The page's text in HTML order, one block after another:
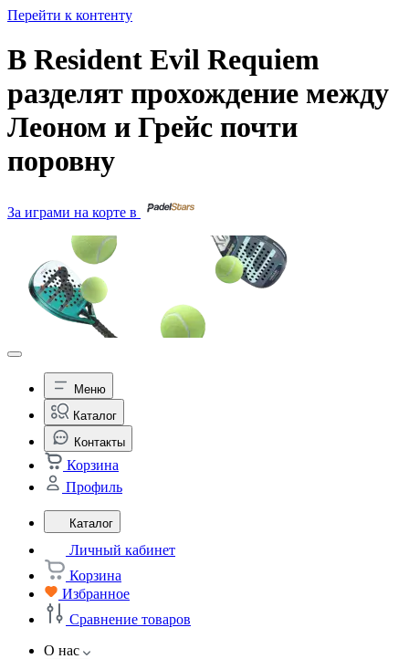
Перейти к контенту
В Resident Evil Requiem
разделят прохождение между
Леоном и Грейс почти
поровну
За играми на корте в
Меню
Каталог
Контакты
Корзина
Профиль
Каталог
Личный кабинет
Корзина
Избранное
Сравнение товаров
О нас